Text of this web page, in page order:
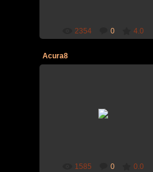
2354 0 4.0
Acura8
2006-11-05
1585 0 0.0